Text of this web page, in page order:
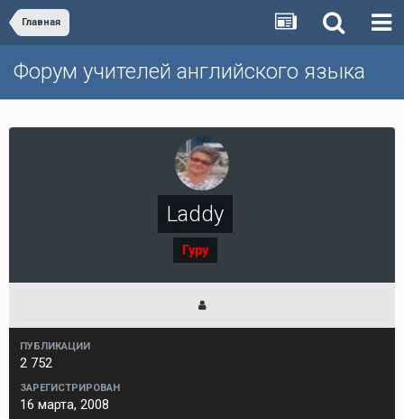
Главная
Форум учителей английского языка
Laddy
Гуру
ПУБЛИКАЦИИ
2 752
ЗАРЕГИСТРИРОВАН
16 марта, 2008